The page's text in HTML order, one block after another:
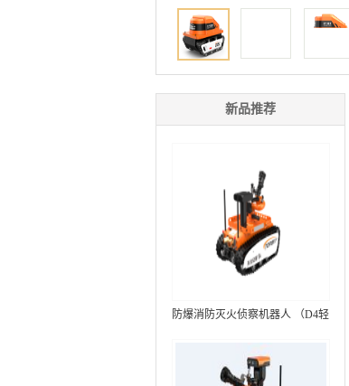
新品推荐
防爆消防灭火侦察机器人 （D4轻